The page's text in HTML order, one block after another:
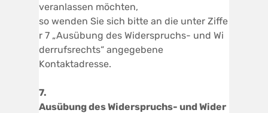
veranlassen möchten,
so wenden Sie sich bitte an die unter Ziffe
r 7 „Ausübung des Widerspruchs- und Wi
derrufsrechts“ angegebene
Kontaktadresse.
7.
AusübungdesWiderspruchs- undWider